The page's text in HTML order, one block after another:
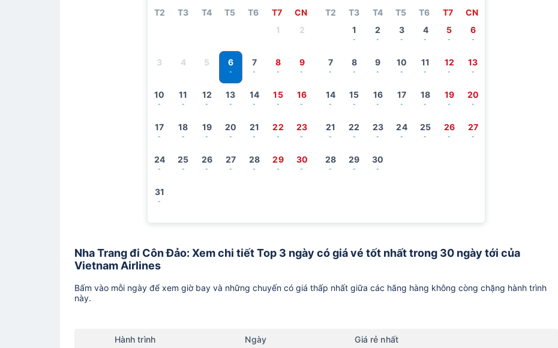
T2 T3 T4 T5 T6 T7
CN
1
2
3 4 5 6
-
7
-
8
-
9
-
10
-
11
-
12
-
13
-
14
-
15
-
16
-
17
-
18
-
19
-
20
-
21
-
22
-
23
-
24
-
25
-
26
-
27
-
28
-
29
-
30
-
31
-
T2 T3 T4 T5 T6 T7
CN
1
-
2
-
3
-
4
-
5
-
6
-
7
-
8
-
9
-
10
-
11
-
12
-
13
-
14
-
15
-
16
-
17
-
18
-
19
-
20
-
21
-
22
-
23
-
24
-
25
-
26
-
27
-
28
-
29
-
30
-
Nha Trang đi Côn Đảo: Xem chi tiết Top 3 ngày có giá vé tốt nhất trong 30 ngày tới của
Vietnam Airlines
Bấm vào mỗi ngày để xem giờ bay và những chuyến có giá thấp nhất giữa các hãng hàng không còng chặng hành trình
này.
Hành trình Ngày Giá rẻ nhất